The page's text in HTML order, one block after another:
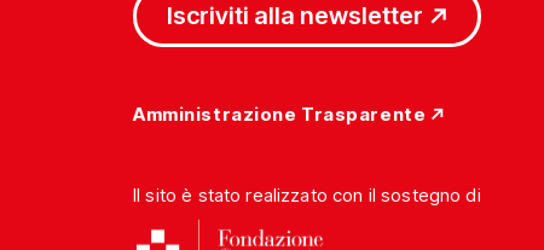
Iscriviti alla newsletter
Amministrazione Trasparente
Il sito è stato realizzato con il sostegno di